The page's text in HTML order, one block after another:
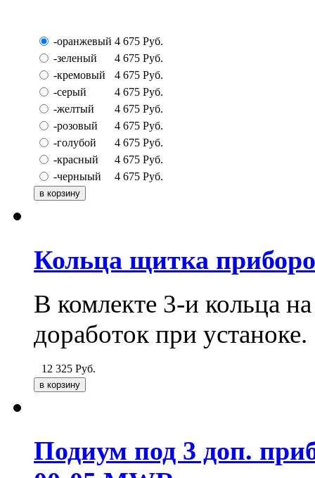
-оранжевый 4 675 Руб.
-зеленый
4 675 Руб.
-кремовый
4 675 Руб.
-серый
4 675 Руб.
-желтый
4 675 Руб.
-розовый
4 675 Руб.
-голубой
4 675 Руб.
-красный
4 675 Руб.
-черныый
4 675 Руб.
Кольца щитка
В комлекте 3-и кольца
доработок при устаноке.
12 325 Руб.
Подиум под 3 доп.